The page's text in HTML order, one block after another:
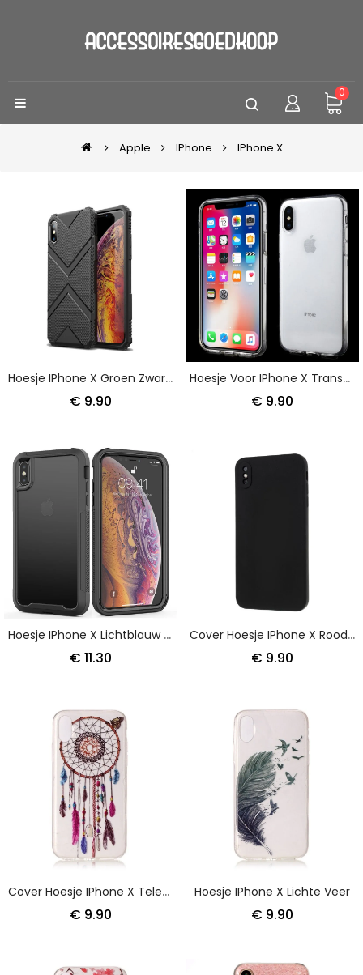
0
Apple IPhone IPhone X
Hoesje IPhone X Groen Zwart Schild
€ 9.90
Hoesje Voor IPhone X Transparant Flexibel
€ 9.90
Hoesje IPhone X Lichtblauw Zwart Transparante Hybride Bumperranden
€ 11.30
Cover Hoesje IPhone X Rood Zwart Telefoonhoesje Harde Mat Siliconen
€ 9.90
Cover Hoesje IPhone X Telefoonhoesje Transparante Kleurrijke Dromenvanger
€ 9.90
Hoesje IPhone X Lichte Veer
€ 9.90